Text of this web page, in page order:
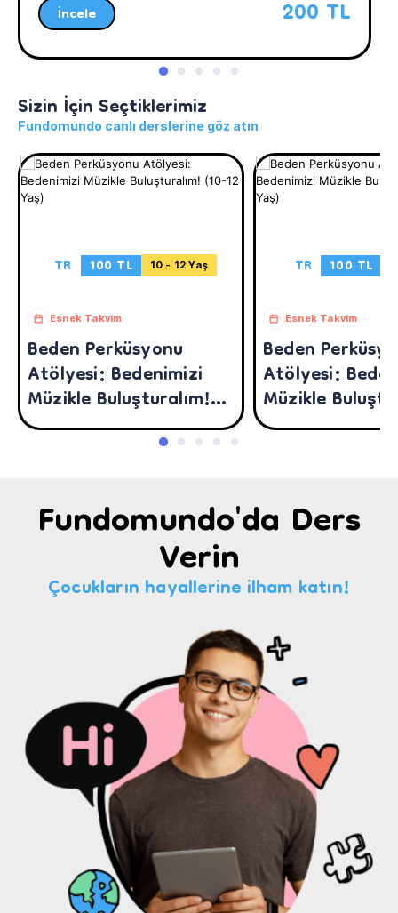
İncele 200 TL
Sizin İçin Seçtiklerimiz
Fundomundo canlı derslerine göz atın
TR 100 TL 10 - 12 Yaş
Esnek Takvim
Beden Perküsyonu
Atölyesi: Bedenimizi
Müzikle Buluşturalım!
(10-12 Yaş)
TR 100 TL
Esnek Takvim
Beden
Atölyesi:
Müzikle
(7-9 Yaş)
Fundomundo'da Ders
Verin
Çocukların hayallerine ilham katın!